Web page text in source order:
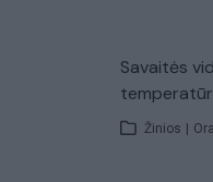
Savaitės
Žinios